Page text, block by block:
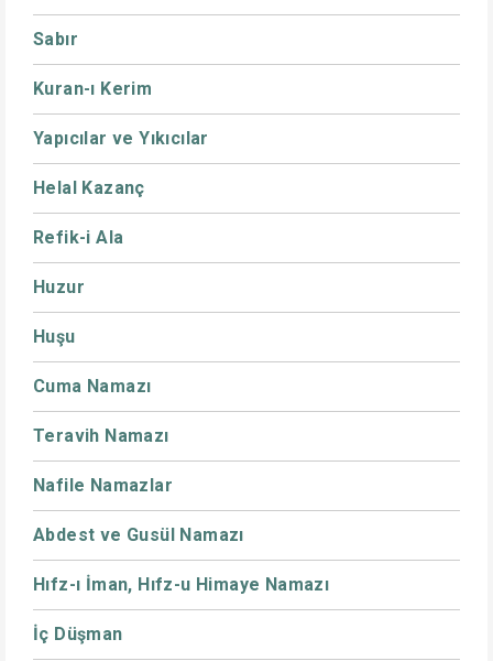
Sabır
Kuran-ı Kerim
Yapıcılar ve Yıkıcılar
Helal Kazanç
Refik-i Ala
Huzur
Huşu
Cuma Namazı
Teravih Namazı
Nafile Namazlar
Abdest ve Gusül Namazı
Hıfz-ı İman, Hıfz-u Himaye Namazı
İç Düşman